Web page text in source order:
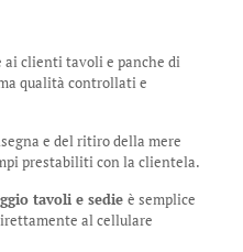
ai clienti tavoli e panche di
qualità controllati e
e del ritiro della mere
prestabiliti con la clientela.
tavoli e sedie è semplice
al cellulare